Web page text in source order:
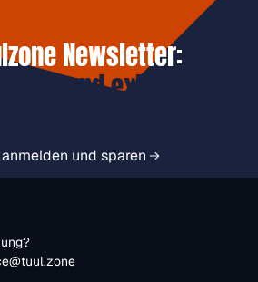
Newsletter:
und exklusive
und sparen